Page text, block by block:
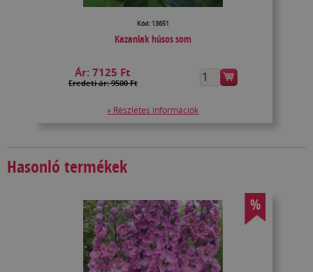
Kód: 13651
Kazanlak húsos som
Ár:7125 Ft
Eredeti ár: 9500 Ft
» Részletes információk
Hasonló termékek
%